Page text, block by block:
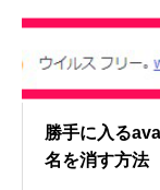
勝手に入る
名を消す方法